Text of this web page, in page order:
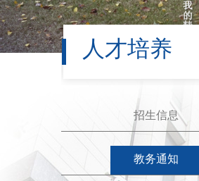
人才培养
招生信息
教务通知